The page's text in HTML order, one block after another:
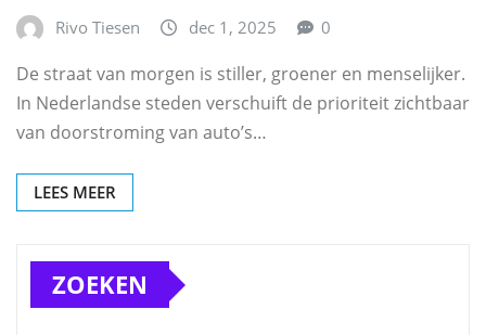
Rivo Tiesen dec 1, 2025 0
De straat van morgen is stiller, groener en menselijker.
In Nederlandse steden verschuift de prioriteit zichtbaar
van doorstroming van auto’s…
LEES MEER
ZOEKEN